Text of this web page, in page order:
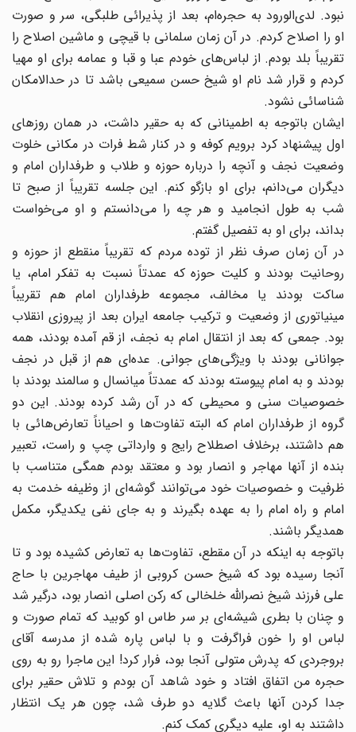
نبود. لدی‌الورود به حجره‌ام، بعد از پذیرائی طلبگی، سر و صورت
او را اصلاح کردم. در آن زمان سلمانی با قیچی و ماشین اصلاح را
تقریباً بلد بودم. از لباس‌های خودم عبا و قبا و عمامه برای او مهیا
کردم و قرار شد نام او شیخ حسن سمیعی باشد تا در حدالامکان
شناسائی نشود.
ایشان باتوجه به اطمینانی که به حقیر داشت، در همان روزهای
اول پیشنهاد کرد برویم کوفه و در کنار شط فرات در مکانی خلوت
وضعیت نجف و آنچه را درباره حوزه و طلاب و طرفداران امام و
دیگران می‌دانم، برای او بازگو کنم. این جلسه تقریباً از صبح تا
شب به طول انجامید و هر چه را می‌دانستم و او می‌خواست
بداند، برای او به تفصیل گفتم.
در آن زمان صرف نظر از توده مردم که تقریباً منقطع از حوزه و
روحانیت بودند و کلیت حوزه که عمدتاً نسبت به تفکر امام، یا
ساکت بودند یا مخالف، مجموعه طرفداران امام هم تقریباً
مینیاتوری از وضعیت و ترکیب جامعه ایران بعد از پیروزی انقلاب
بود. جمعی که بعد از انتقال امام به نجف، از قم آمده بودند، همه
جوانانی بودند با ویژگی‌های جوانی. عده‌ای هم از قبل در نجف
بودند و به امام پیوسته بودند که عمدتاً میانسال و سالمند بودند با
خصوصیات سنی و محیطی که در آن رشد کرده بودند. این دو
گروه از طرفداران امام که البته تفاوت‌ها و احیاناً تعارض‌هائی با
هم داشتند، برخلاف اصطلاح رایج و وارداتی چپ و راست، تعبیر
بنده از آنها مهاجر و انصار بود و معتقد بودم همگی متناسب با
ظرفیت و خصوصیات خود می‌توانند گوشه‌ای از وظیفه خدمت به
امام و راه امام را به عهده بگیرند و به جای نفی یکدیگر، مکمل
همدیگر باشند.
باتوجه به اینکه در آن مقطع، تفاوت‌ها به تعارض کشیده بود و تا
آنجا رسیده بود که شیخ حسن کروبی از طیف مهاجرین با حاج
علی فرزند شیخ نصرالله خلخالی که رکن اصلی انصار بود، درگیر شد
و چنان با بطری شیشه‌ای بر سر طاس او کوبید که تمام صورت و
لباس او را خون فراگرفت و با لباس پاره شده از مدرسه آقای
بروجردی که پدرش متولی آنجا بود، فرار کرد! این ماجرا رو به روی
حجره من اتفاق افتاد و خود شاهد آن بودم و تلاش حقیر برای
جدا کردن آنها باعث گلایه دو طرف شد، چون هر یک انتظار
داشتند به او، علیه دیگری کمک کنم.